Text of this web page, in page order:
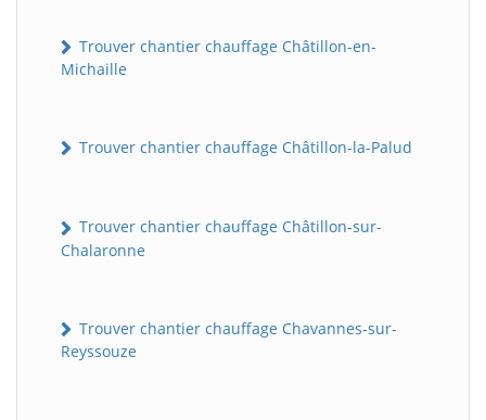
Trouver chantier chauffage Châtillon-en-
Michaille
Trouver chantier chauffage Châtillon-la-Palud
Trouver chantier chauffage Châtillon-sur-
Chalaronne
Trouver chantier chauffage Chavannes-sur-
Reyssouze